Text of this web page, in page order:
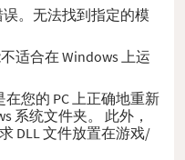
。无法找到指定的模
适合在 Windows 上运
您的 PC 上正确地重新
系统文件夹。 此外，
DLL 文件放置在游戏/